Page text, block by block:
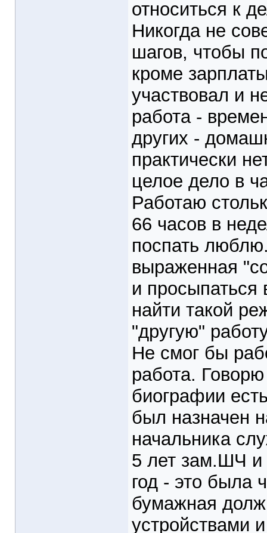
относиться к
Никогда не
шагов, чтобы
кроме
участвовал и
работа -
других -
практически
целое дело в
Работаю
66 часов в
поспать
выраженная
и просыпаться
найти такой
"другую"
Не смог бы
работа.
биографии
был назначен
начальника
5 лет зам.ШЧ и
год - это была
бумажная
устройствами